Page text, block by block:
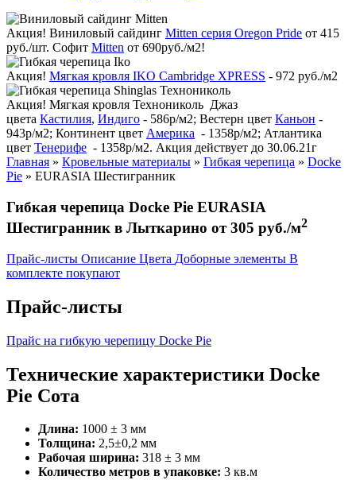
Акция! Виниловый сайдинг Mitten серия Oregon Pride от 415
руб./шт. Софит Mitten от 690руб./м2!
Акция! Мягкая кровля IKO Cambridge XPRESS - 972 руб./м2
Акция! Мягкая кровля Технониколь Джаз
цвета Кастилия, Индиго - 586р/м2; Вестерн цвет Каньон -
943р/м2; Континент цвет Америка - 1358р/м2; Атлантика
цвет Тенерифе - 1358р/м2. Акция действует до 30.06.21г
Главная » Кровельные материалы » Гибкая черепица » Docke
Pie » EURASIA Шестигранник
Гибкая черепица Docke Pie EURASIA
Шестигранник в Лыткарино от 305 руб./м2
Прайс-листы Описание Цвета Доборные элементы В
комплекте покупают
Прайс-листы
Прайс на гибкую черепицу Docke Pie
Технические характеристики Docke
Pie Сота
Длина: 1000 ± 3 мм
Толщина: 2,5±0,2 мм
Рабочая ширина: 318 ± 3 мм
Количество метров в упаковке: 3 кв.м